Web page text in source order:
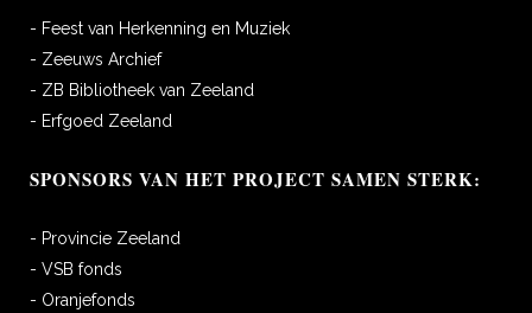
- Feest van Herkenning en Muziek
- Zeeuws Archief
- ZB Bibliotheek van Zeeland
- Erfgoed Zeeland
SPONSORS VAN HET PROJECT SAMEN STERK:
- Provincie Zeeland
- VSB fonds
- Oranjefonds